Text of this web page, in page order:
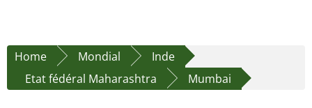
Home Mondial
Inde
Etat fédéral Maharashtra
Mumbai